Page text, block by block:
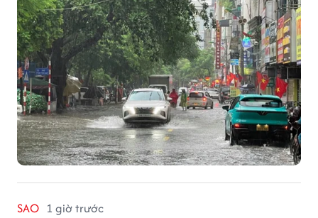
SAO 1 giờ trước